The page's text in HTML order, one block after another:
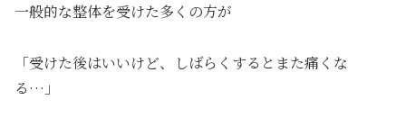
一般的な整体を受けた多くの方が
「受けた後はいいけど、しばらくするとまた痛くな
る…」